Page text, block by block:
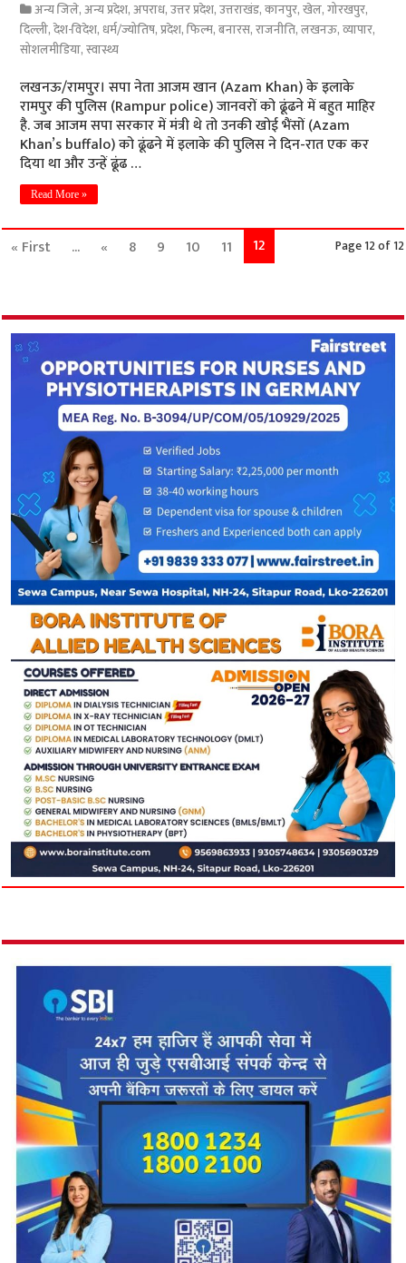
अन्य जिले,अन्य प्रदेश,अपराध,उत्तर प्रदेश,उत्तराखंड,कानपुर,खेल,गोरखपुर,
दिल्ली,देश-विदेश, धर्म/ज्योतिष,प्रदेश,फिल्म,बनारस,राजनीति,लखनऊ,व्यापार,
सोशलमीडिया,स्वास्थ्य
लखनऊ/रामपुर। सपा नेता आजम खान (Azam Khan) के इलाके
रामपुर की पुलिस (Rampur police) जानवरों को ढूंढने में बहुत माहिर
है. जब आजम सपा सरकार में मंत्री थे तो उनकी खोई भैंसों (Azam
Khan’s buffalo) को ढूंढने में इलाके की पुलिस ने दिन-रात एक कर
दिया था और उन्हें ढूंढ …
Read More »
Page 12 of 12
« First ... « 8 9 10 11 12